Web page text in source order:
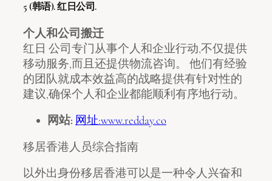
5 (韩语). 红日公司.
个人和公司搬迁
红日 公司专门从事个人和企业行动,不仅提供
移动服务,而且还提供物流咨询。 他们有经验
的团队就成本效益高的战略提供有针对性的
建议,确保个人和企业都能顺利有序地行动。
网站: 网址:www.redday.co
移居香港人员综合指南
以外出身份移居香港可以是一种令人兴奋和